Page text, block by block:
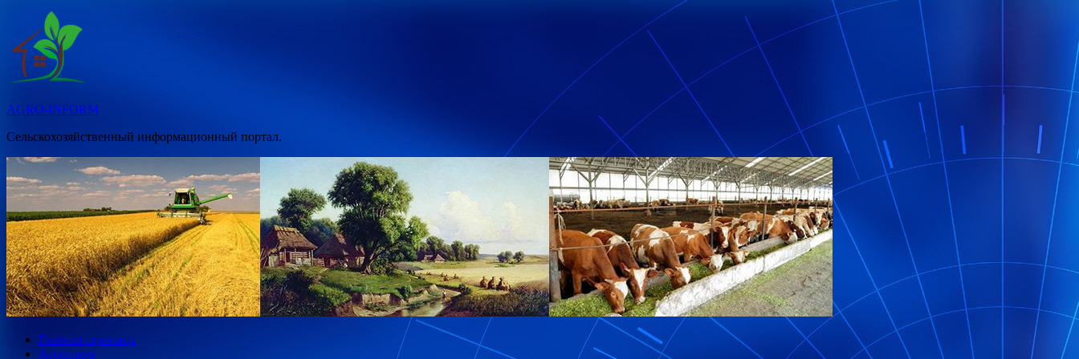
Перейти
содержимому
AGRO-INFORM
Сельскохозяйственный информационный портал.
Главная страница
Агропром